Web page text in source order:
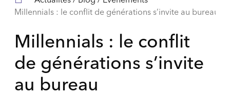
Millennials : le conflit de générations s’invite au bureau
Millennials : le conflit
de générations s’invite
au bureau